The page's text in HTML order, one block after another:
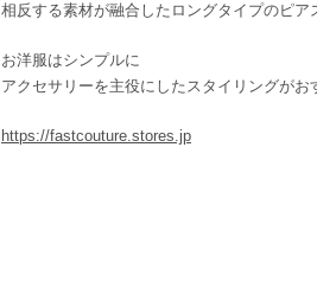
相反する素材が融合したロングタイプのピア
お洋服はシンプルに
アクセサリーを主役にしたスタイリングがお
https://fastcouture.stores.jp